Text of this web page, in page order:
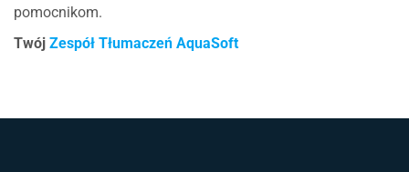
pomocnikom.
Twój Zespół Tłumaczeń AquaSoft